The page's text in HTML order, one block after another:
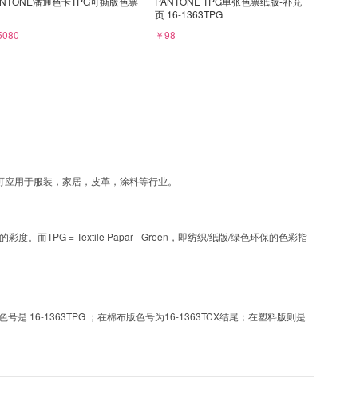
页 16-1363TPG
￥98
用于服装，家居，皮革，涂料等行业。
度。而TPG = Textile Papar - Green，即纺织/纸版/绿色环保的色彩指
是 16-1363TPG ；在棉布版色号为16-1363TCX结尾；在塑料版则是